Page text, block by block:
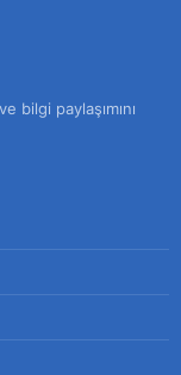
bilgi paylaşımını